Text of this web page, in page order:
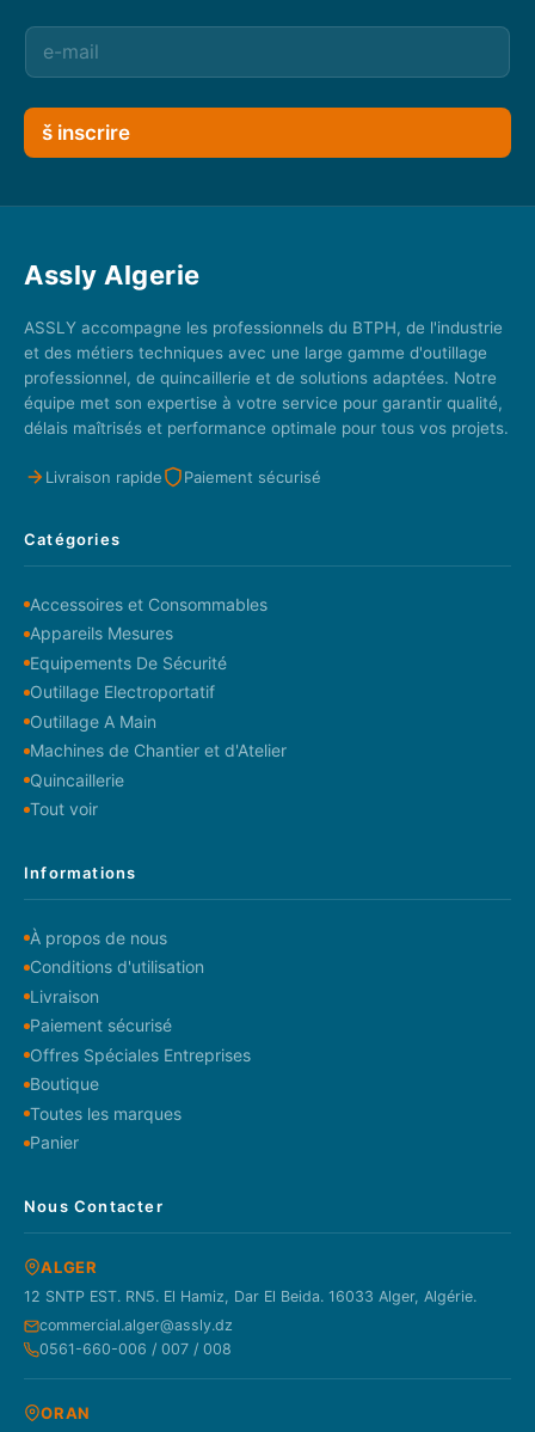
š inscrire
Assly Algerie
ASSLY accompagne les professionnels du BTPH, de l'industrie
et des métiers techniques avec une large gamme d'outillage
professionnel, de quincaillerie et de solutions adaptées. Notre
équipe met son expertise à votre service pour garantir qualité,
délais maîtrisés et performance optimale pour tous vos projets.
Livraison rapide Paiement sécurisé
Catégories
Accessoires et Consommables
Appareils Mesures
Equipements De Sécurité
Outillage Electroportatif
Outillage A Main
Machines de Chantier et d'Atelier
Quincaillerie
Tout voir
Informations
À propos de nous
Conditions d'utilisation
Livraison
Paiement sécurisé
Offres Spéciales Entreprises
Boutique
Toutes les marques
Panier
Nous Contacter
ALGER
12 SNTP EST. RN5. El Hamiz, Dar El Beida. 16033 Alger, Algérie.
commercial.alger@assly.dz
0561-660-006 / 007 / 008
ORAN